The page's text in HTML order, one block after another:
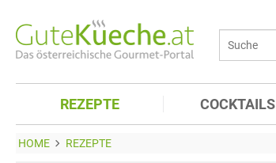
REZEPTE COCKTAILS
HOME REZEPTE